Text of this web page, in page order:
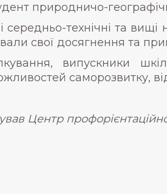
природничо-
середньо-технічні та
свої досягнення та
випускники
саморозвитку,
Центр